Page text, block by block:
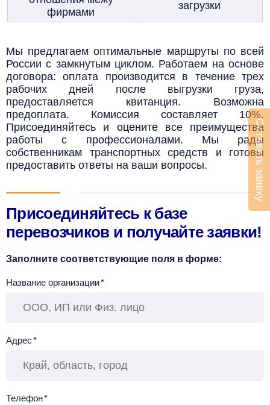
фирмами
загрузки
Мы предлагаем оптимальные маршруты по всей
России с замкнутым циклом. Работаем на основе
договора: оплата производится в течение трех
рабочих дней после выгрузки груза,
предоставляется квитанция. Возможна
предоплата. Комиссия составляет 10%.
Присоединяйтесь и оцените все преимущества
работы с профессионалами. Мы рады
собственникам транспортных средств и готовы
предоставить ответы на ваши вопросы.
Присоединяйтесь к базе
перевозчиков и получайте заявки!
Заполните соответствующие поля в форме:
Название организации*
Адрес*
Телефон*
Оставить заявку